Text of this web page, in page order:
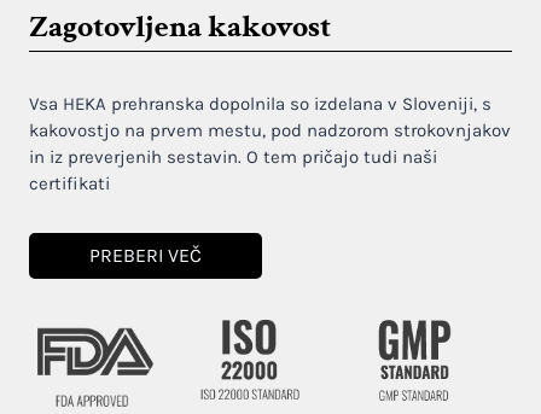
Zagotovljena kakovost
Vsa HEKA prehranska dopolnila so izdelana v Sloveniji, s
kakovostjo na prvem mestu, pod nadzorom strokovnjakov
in iz preverjenih sestavin. O tem pričajo tudi naši
certifikati
PREBERI VEČ